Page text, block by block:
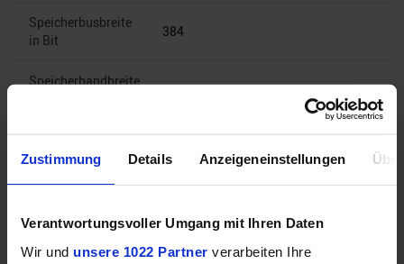
Zustimmung Details Anzeigeneinstellungen
Verantwortungsvoller Umgang mit Ihren Daten
Wir und unsere 1022 Partner verarbeiten Ihre
Speicherbusbreite
in Bit
384
Speicherbandbreite
19
Mehr technische Daten
Hinweis: Unsere Links sind Affiliate Links. Wir erhalten beim Kauf
eine kleine Provision, ohne dass sich euer Preis erhöht.